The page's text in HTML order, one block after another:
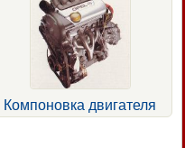
Компоновка двигателя